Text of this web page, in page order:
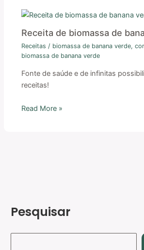
Receita de biomassa de
Receitas / biomassa de banana verde,
biomassa de banana verde
Fonte de saúde e de infinitas
receitas!
Read More »
Pesquisar